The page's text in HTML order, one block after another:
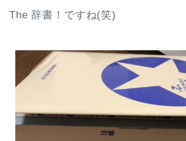
The 辞書！ですね(笑)